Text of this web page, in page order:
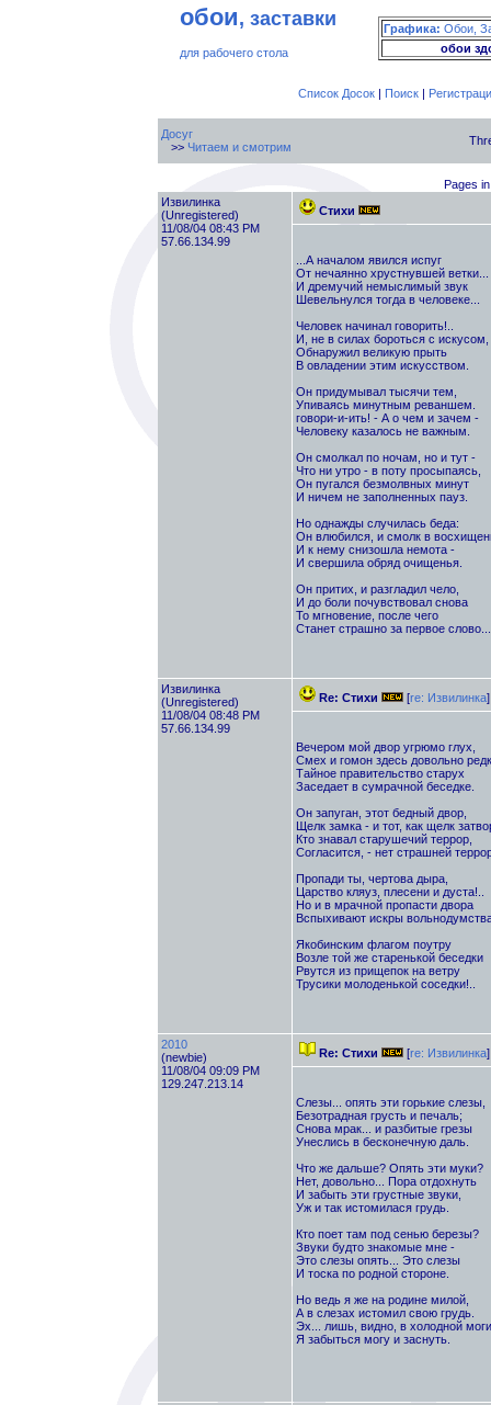
обои, заставки
для рабочего стола
Графика: Обои,
обои
Список Досок| Поиск|
Досуг
>> Читаем и смотрим
Pages
Извилинка
(Unregistered)
11/08/04 08:43 PM
57.66.134.99
Стихи
...А началом явился испуг
От нечаянно хрустнувшей ветки...
И дремучий немыслимый звук
Шевельнулся тогда в человеке...
Человек начинал говорить!..
И, не в силах бороться с искусом,
Обнаружил великую прыть
В овладении этим искусством.
Он придумывал тысячи тем,
Упиваясь минутным реваншем.
говори-и-ить! - А о чем и зачем -
Человеку казалось не важным.
Он смолкал по ночам, но и тут -
Что ни утро - в поту просыпаясь,
Он пугался безмолвных минут
И ничем не заполненных пауз.
Но однажды случилась беда:
Он влюбился, и смолк в
И к нему снизошла немота -
И свершила обряд очищенья.
Он притих, и разгладил чело,
И до боли почувствовал снова
То мгновение, после чего
Станет страшно за первое слово...
Извилинка
(Unregistered)
11/08/04 08:48 PM
57.66.134.99
Re: Стихи [re: Извилинка]
Вечером мой двор угрюмо глух,
Смех и гомон здесь довольно
Тайное правительство старух
Заседает в сумрачной беседке.
Он запуган, этот бедный двор,
Щелк замка - и тот, как щелк
Кто знавал старушечий террор,
Согласится, - нет страшней
Пропади ты, чертова дыра,
Царство кляуз, плесени и дуста!..
Но и в мрачной пропасти двора
Вспыхивают искры
Якобинским флагом поутру
Возле той же старенькой беседки
Рвутся из прищепок на ветру
Трусики молоденькой соседки!..
2010
(newbie)
11/08/04 09:09 PM
129.247.213.14
Re: Стихи [re: Извилинка]
Слезы... опять эти горькие слезы,
Безотрадная грусть и печаль;
Снова мрак... и разбитые грезы
Унеслись в бесконечную даль.
Что же дальше? Опять эти муки?
Нет, довольно... Пора отдохнуть
И забыть эти грустные звуки,
Уж и так истомилася грудь.
Кто поет там под сенью березы?
Звуки будто знакомые мне -
Это слезы опять... Это слезы
И тоска по родной стороне.
Но ведь я же на родине милой,
А в слезах истомил свою грудь.
Эх... лишь, видно, в холодной
Я забыться могу и заснуть.